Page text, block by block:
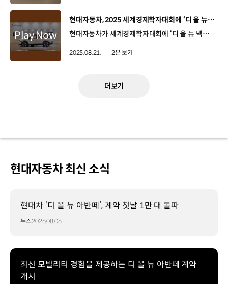
[동영상]
현대자동차, 2025 세계경제학자대회에 ‘디 올 뉴 넥쏘’ 전시
현대자동차가 세계경제학자대회에 ‘디 올 뉴 넥쏘’를 전시하고 현대자동차의 앞선 기술력을 선보였습니다. 지난 18일부터 5일간, 코엑스에서 열린 세계경제학자대회는 5년에 한 번 개최되는 세계 최대 규모의 경제학 학술대회인데요. 현대자동차는 친환경 경제 전환을 논의하기 위해 참석한 글로벌 석학과 학계 주요 인사를 대상으로, 수소연료전기차 넥쏘를 통해 연료전지 효율, 플랫폼 기반 설계 등 수소 밸류체인 차량의 장점을 선보였습니다. 구진영 매니저 / 현대자동차 국내브랜드전략팀이번 전시를 통해 글로벌 경제학계 주요 인사를 대상으로 수소 모빌리티 분야를 선도하는 현대자동차의 비전과 기술력 그리고 디 올 뉴 넥쏘의 우수성을 알리고자 합니다. 이와 함께, 백월 콘텐츠와 도슨트를 활용해 현대자동차그룹 수소 브랜드이자 비즈니스 플랫폼인 HTWO를 소개하고, 수소사회 비전, 생산 기술, 실증 사업 현황과 양산 차종 등을 선보였습니다. 마이클 설리번 교수 / 브리티시컬럼비아대학교 (학술대회 참가자)(HTWO는) 사회에 좋은 영향을 미칠 것으로 생각합니다. 기술의 최전선에 있는 것 같았습니다. 보 오노레 교수 / 프린스턴대학교 (학술대회 참가자)현대자동차가 미국에서는 전기차와 더 많이 연관되어 있는데, (넥쏘를 보니) 정말 흥미롭습니다. 저는 다음에 전기차를 구매하려고 했는데, 생각이 바뀔수도 있을 것 같습니다. 현대자동차는 이번 전시를 통해, 수소 모빌리티 산업을 이끌어갈 넥쏘의 잠재력과, 지속 가능한 사회를 구현하고자 하는 현대자동차의 비전을 글로벌 석학들에게 각인시켰습니다.
2025.08.21. 2분 보기
더보기
현대자동차 최신 소식
현대차 ‘디 올 뉴 아반떼’, 계약 첫날 1만 대 돌파
뉴스2026.08.06
최신 모빌리티 경험을 제공하는 디 올 뉴 아반떼 계약
개시